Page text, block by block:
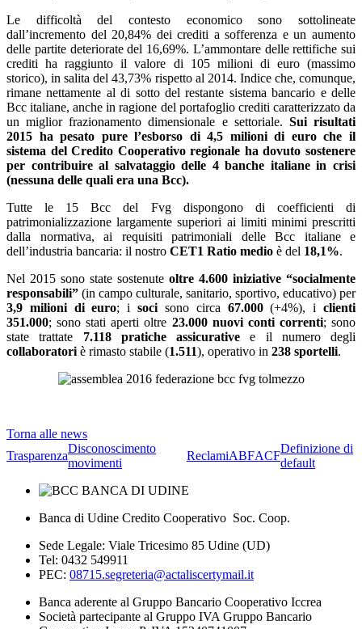
Le difficoltà del contesto economico sono sottolineate
dall’incremento del 20,84% dei crediti a sofferenza e un aumento
delle partite deteriorate del 16,69%. L’ammontare delle rettifiche sui
crediti ha raggiunto il valore di 105 milioni di euro (massimo
storico), in salita del 43,73% rispetto al 2014. Indice che, comunque,
rimane nettamente al di sotto del restante sistema bancario e delle
Bcc italiane, anche in ragione del portafoglio crediti caratterizzato da
un miglior frazionamento dimensionale e settoriale. Sui risultati
2015 ha pesato pure l’esborso di 4,5 milioni di euro che il
sistema del Credito Cooperativo regionale ha dovuto sostenere
per contribuire al salvataggio delle 4 banche italiane in crisi
(nessuna delle quali era una Bcc).
Tutte le 15 Bcc del Fvg dispongono di coefficienti di
patrimonializzazione largamente superiori ai limiti minimi prescritti
dalla normativa, ai requisiti patrimoniali delle Bcc italiane e
dell’industria bancaria: il nostro CET1 Ratio medio è del 18,1%.
Nel 2015 sono state sostenute oltre 4.600 iniziative “socialmente
responsabili” (in campo culturale, sanitario, sportivo, educativo) per
3,9 milioni di euro; isoci sono circa 67.000(+4%), iclienti
351.000; sono stati aperti oltre 23.000 nuovi conti correnti; sono
state trattate 7.118 pratiche assicurative e il numero degli
collaboratori è rimasto stabile (1.511), operativo in 238 sportelli.
Torna alle news
Trasparenza
Disconoscimento
movimenti
ReclamiABFACF
Definizione di
default
Banca di Udine Credito Cooperativo Soc. Coop.
Sede Legale: Viale Tricesimo 85 Udine (UD)
Tel: 0432 549911
PEC: 08715.segreteria@actaliscertymail.it
Banca aderente al Gruppo Bancario Cooperativo Iccrea
Società partecipante al Gruppo IVA Gruppo Bancario